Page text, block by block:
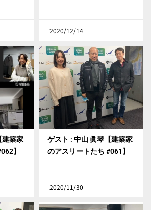
2020/12/14
建築家
】
ゲスト : 中山 眞琴【建築家
のアスリートたち #061】
2020/11/30